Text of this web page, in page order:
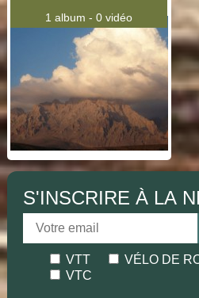
1 album - 0 vidéo
S'INSCRIRE À LA
VTT VÉLO DE
VTC